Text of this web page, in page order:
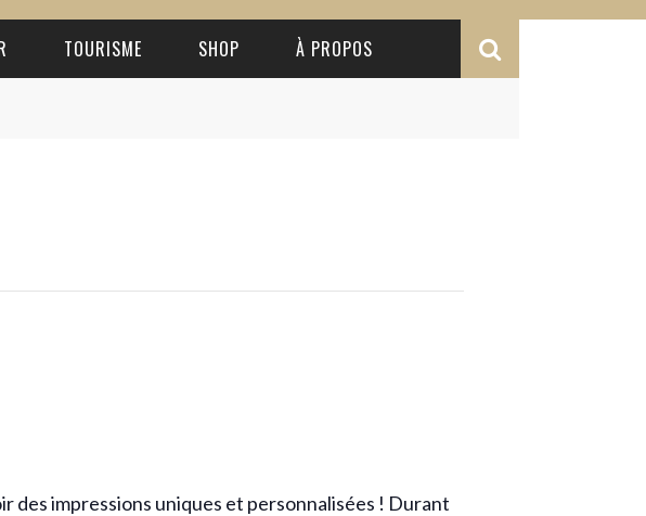
TOURISME SHOP À PROPOS
des impressions uniques et personnalisées ! Durant